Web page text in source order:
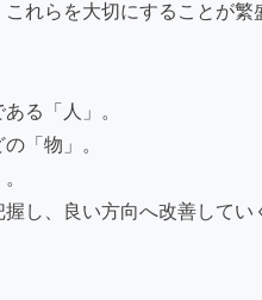
れらを大切にすることが繁
る「人」。
「物」。
し、良い方向へ改善してい